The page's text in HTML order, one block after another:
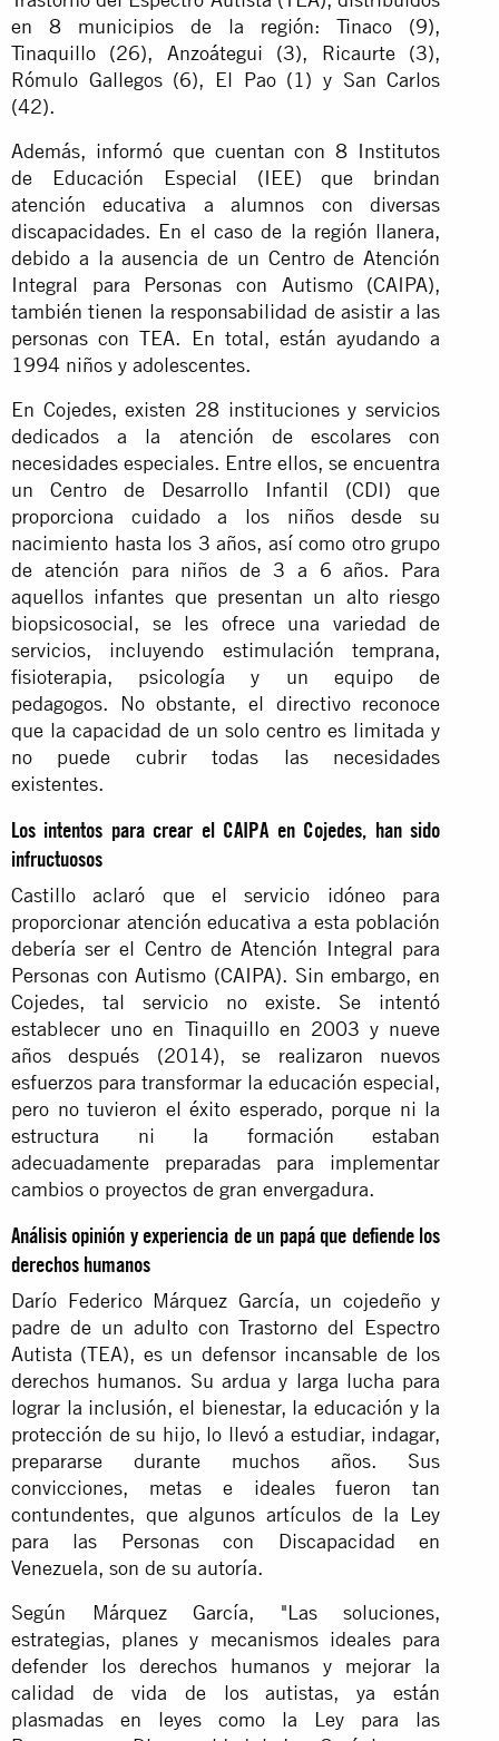
en 8 municipios de la región: Tinaco (9),
Tinaquillo (26), Anzoátegui (3), Ricaurte (3),
Rómulo Gallegos (6), El Pao (1) y San Carlos
(42).
Además, informó que cuentan con 8 Institutos
de Educación Especial (IEE) que brindan
atención educativa a alumnos con diversas
discapacidades. En el caso de la región llanera,
debido a la ausencia de un Centro de Atención
Integral para Personas con Autismo (CAIPA),
también tienen la responsabilidad de asistir a las
personas con TEA. En total, están ayudando a
1994 niños y adolescentes.
En Cojedes, existen 28 instituciones y servicios
dedicados a la atención de escolares con
necesidades especiales. Entre ellos, se encuentra
un Centro de Desarrollo Infantil (CDI) que
proporciona cuidado a los niños desde su
nacimiento hasta los 3 años, así como otro grupo
de atención para niños de 3 a 6 años. Para
aquellos infantes que presentan un alto riesgo
biopsicosocial, se les ofrece una variedad de
servicios, incluyendo estimulación temprana,
fisioterapia, psicología y un equipo de
pedagogos. No obstante, el directivo reconoce
que la capacidad de un solo centro es limitada y
no puede cubrir todas las necesidades
existentes.
Los intentos para crear el CAIPA en Cojedes, han sido
infructuosos
Castillo aclaró que el servicio idóneo para
proporcionar atención educativa a esta población
debería ser el Centro de Atención Integral para
Personas con Autismo (CAIPA). Sin embargo, en
Cojedes, tal servicio no existe. Se intentó
establecer uno en Tinaquillo en 2003 y nueve
años después (2014), se realizaron nuevos
esfuerzos para transformar la educación especial,
pero no tuvieron el éxito esperado, porque ni la
estructura ni la formación estaban
adecuadamente preparadas para implementar
cambios o proyectos de gran envergadura.
Análisis opinión y experiencia de un papá que defiende los
derechos humanos
Darío Federico Márquez García, un cojedeño y
padre de un adulto con Trastorno del Espectro
Autista (TEA), es un defensor incansable de los
derechos humanos. Su ardua y larga lucha para
lograr la inclusión, el bienestar, la educación y la
protección de su hijo, lo llevó a estudiar, indagar,
prepararse durante muchos años. Sus
convicciones, metas e ideales fueron tan
contundentes, que algunos artículos de la Ley
para las Personas con Discapacidad en
Venezuela, son de su autoría.
Según Márquez García, "Las soluciones,
estrategias, planes y mecanismos ideales para
defender los derechos humanos y mejorar la
calidad de vida de los autistas, ya están
plasmadas en leyes como la Ley para las